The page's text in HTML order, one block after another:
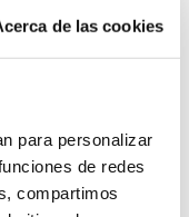
de las cookies
para personalizar
de redes
compartimos
m2
m2
m2
m2
m2